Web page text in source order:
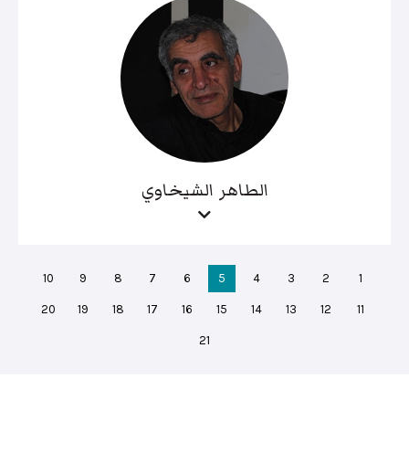
الطاهر الشيخاوي
1
2
3
4
5
6
7
8
9
10
11
12
13
14
15
16
17
18
19
20
21